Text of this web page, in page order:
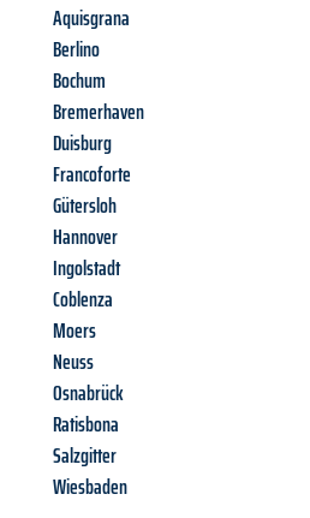
Aquisgrana
Berlino
Bochum
Bremerhaven
Duisburg
Francoforte
Gütersloh
Hannover
Ingolstadt
Coblenza
Moers
Neuss
Osnabrück
Ratisbona
Salzgitter
Wiesbaden